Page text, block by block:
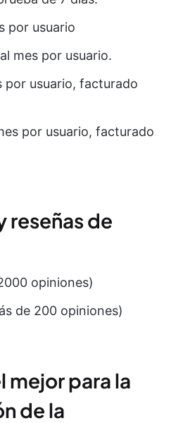
por usuario
mes por usuario.
por usuario, facturado
por usuario, facturado
reseñas de
opiniones)
de 200 opiniones)
mejor para la
de la